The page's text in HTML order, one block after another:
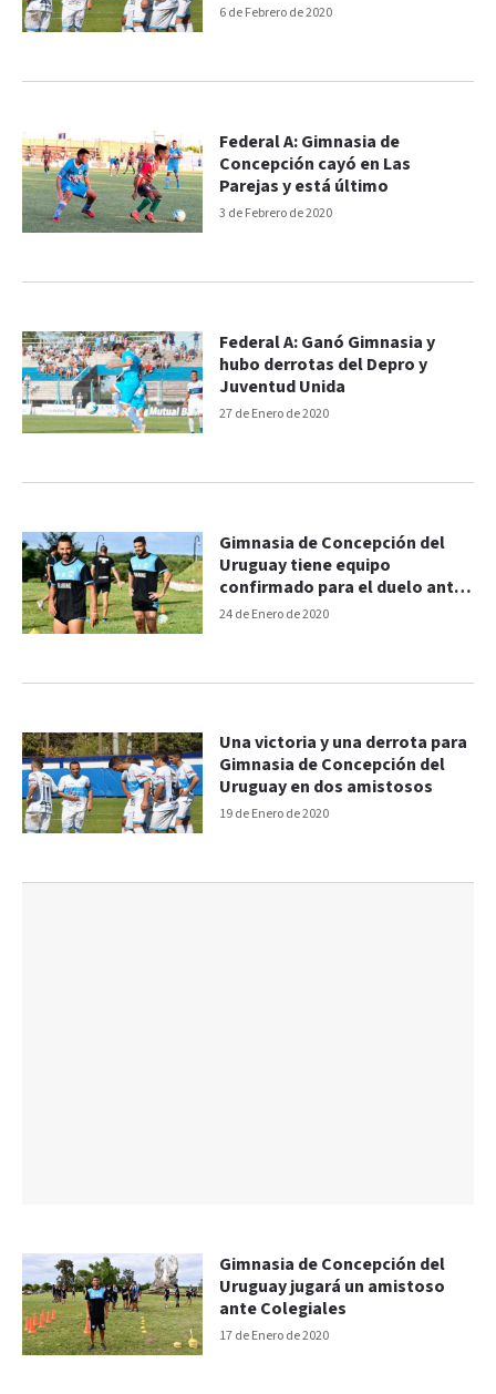
6 de Febrero de 2020
3 de Febrero de 2020
Federal A: Gimnasia de
Concepción cayó en Las
Parejas y está último
27 de Enero de 2020
Federal A: Ganó Gimnasia y
hubo derrotas del Depro y
Juventud Unida
24 de Enero de 2020
Gimnasia de Concepción del
Uruguay tiene equipo
confirmado para el duelo ante
San Martín
19 de Enero de 2020
Una victoria y una derrota para
Gimnasia de Concepción del
Uruguay en dos amistosos
17 de Enero de 2020
Gimnasia de Concepción del
Uruguay jugará un amistoso
ante Colegiales